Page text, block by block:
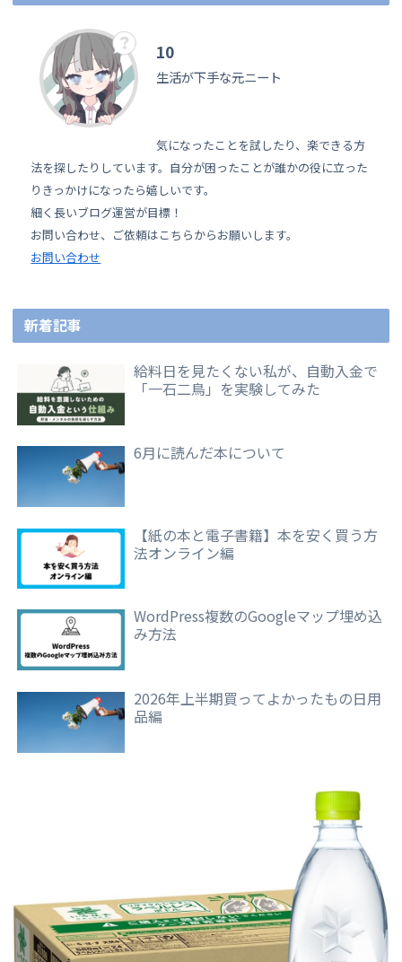
10
生活が下手な元ニート
気になったことを試したり、楽できる方
法を探したりしています。自分が困ったことが誰かの役に立った
りきっかけになったら嬉しいです。
細く長いブログ運営が目標！
お問い合わせ、ご依頼はこちらからお願いします。
お問い合わせ
新着記事
給料日を見たくない私が、自動入金で
「一石二鳥」を実験してみた
6月に読んだ本について
【紙の本と電子書籍】本を安く買う方
法オンライン編
WordPress複数のGoogleマップ埋め込
み方法
2026年上半期買ってよかったもの日用
品編